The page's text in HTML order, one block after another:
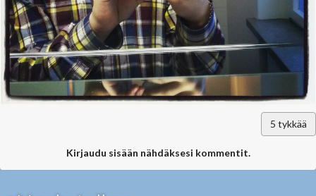
5 tykkää
Kirjaudu sisään nähdäksesi kommentit.